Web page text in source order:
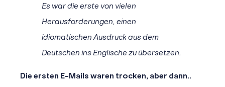
Es war die erste von vielen
Herausforderungen, einen
idiomatischen Ausdruck aus dem
Deutschen ins Englische zu übersetzen.
Die ersten E-Mails waren trocken, aber dann..